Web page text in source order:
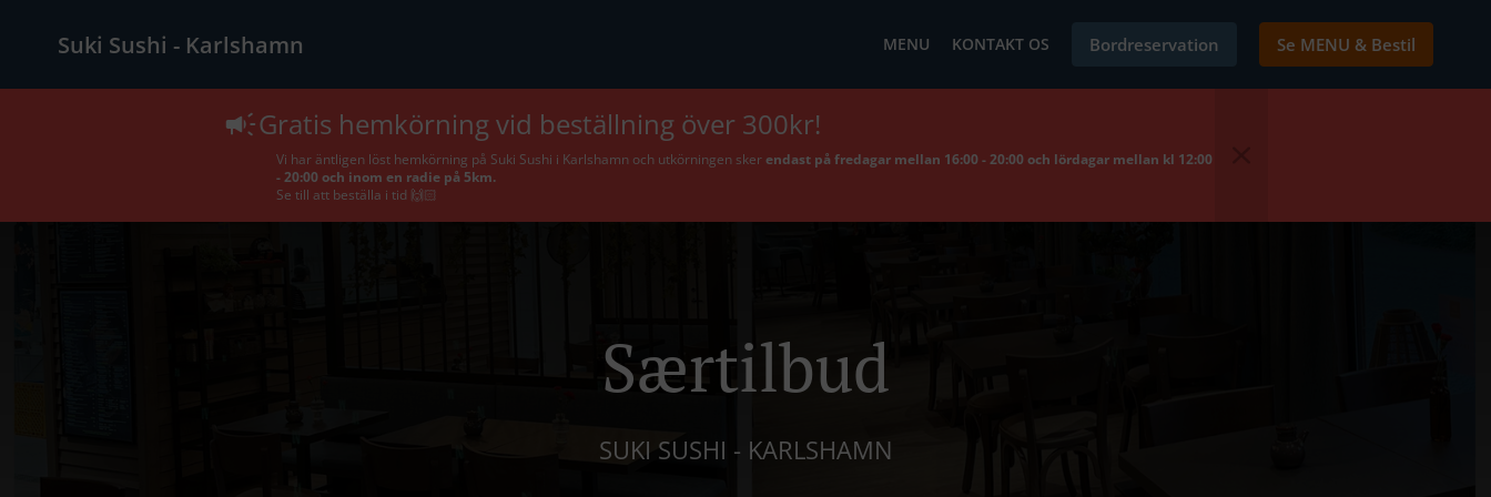
Suki Sushi - Karlshamn MENU KONTAKT OS Bordreservation Se MENU & Bestil
Gratis hemkörning vid beställning över 300kr!
Vi har äntligen löst hemkörning på Suki Sushi i Karlshamn och utkörningen sker endast på fredagar mellan 16:00 - 20:00 och lördagar mellan kl 12:00
- 20:00 och inom en radie på 5km.
Se till att beställa i tid 🙌🏻
Særtilbud
SUKI SUSHI - KARLSHAMN